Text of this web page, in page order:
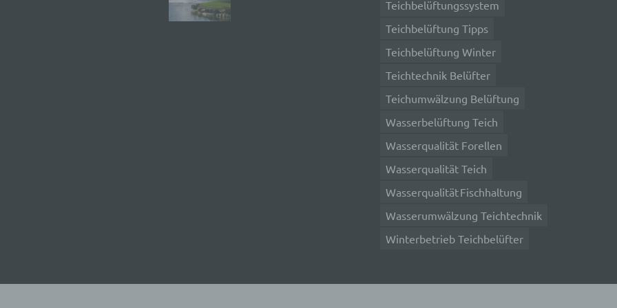
Teichbelüftungssystem
Teichbelüftung Tipps
Teichbelüftung Winter
Teichtechnik Belüfter
Teichumwälzung Belüftung
Wasserbelüftung Teich
Wasserqualität Forellen
Wasserqualität Teich
Wasserqualität Fischhaltung
Wasserumwälzung Teichtechnik
Winterbetrieb Teichbelüfter
Daten, die darin besteht, dass diese